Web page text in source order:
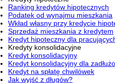
Ranking kredytów hipotecznych
Podatek od wynajmu mieszkania
Wkład własny przy kredycie
Sprzedaż mieszkania z kredytem
Kredyt hipoteczny dla
Kredyty konsolidacyjne
Kredyt konsolidacyjny
Kredyt konsolidacyjny dla
Kredyt na spłatę chwilówek
Jak wyjść z długów?